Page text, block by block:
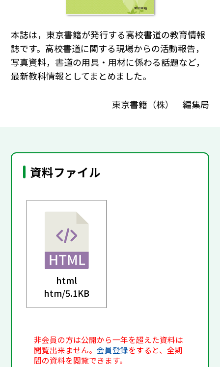
本誌は，東京書籍が発行する高校書道の教育情報
誌です。高校書道に関する現場からの活動報告，
写真資料，書道の用具・用材に係わる話題など，
最新教科情報としてまとめました。
東京書籍（株） 編集局
資料ファイル
html
htm/5.1KB
非会員の方は公開から一年を超えた資料は
閲覧出来ません。会員登録をすると、全期
間の資料を閲覧できます。